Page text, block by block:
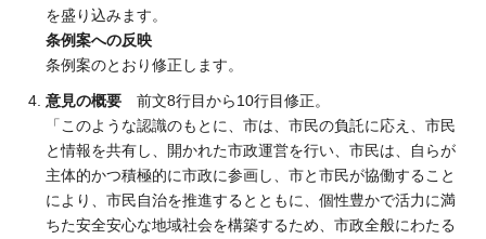
を盛り込みます。
条例案への反映
条例案のとおり修正します。
意見の概要 前文8行目から10行目修正。
「このような認識のもとに、市は、市民の負託に応え、市民
と情報を共有し、開かれた市政運営を行い、市民は、自らが
主体的かつ積極的に市政に参画し、市と市民が協働すること
により、市民自治を推進するとともに、個性豊かで活力に満
ちた安全安心な地域社会を構築するため、市政全般にわたる